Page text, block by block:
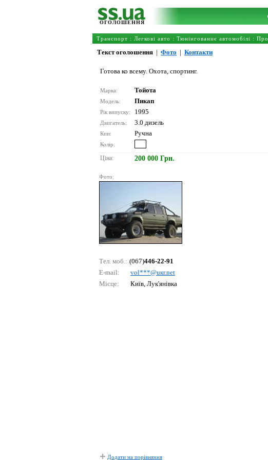
ОГОЛОШЕННЯ
Транспорт : Легкові авто : Тюнінгованиє автомобілі :
Текст оголошення | Фото | Контакти
Готова ко всему. Охота, спортинг.
Марка: Тойота
Модель: Пикап
Рік випуску: 1995
Двигатель: 3.0 дизель
Кпп: Ручна
Колір:
Ціна: 200 000 Грн.
Фото:
Тел. моб.: (067)446-22-91
E-mail:
vоl***@uкr.nеt
Місце:
Київ, Лук'янівка
Додати на порівняння